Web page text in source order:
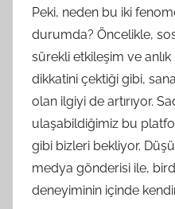
Peki, neden bu iki
durumda? Öncelikle,
sürekli etkileşim ve anlık
dikkatini çektiği gibi,
olan ilgiyi de artırıyor.
ulaşabildiğimiz bu
gibi bizleri bekliyor.
medya gönderisi ile,
deneyiminin içinde